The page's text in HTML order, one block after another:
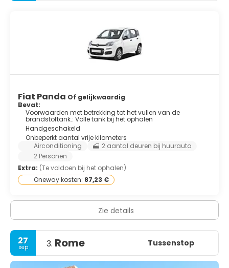
Fiat Panda Of gelijkwaardig
Bevat:
Voorwaarden met betrekking tot het vullen van de
brandstoftank.: Volle tank bij het ophalen
Handgeschakeld
Onbeperkt aantal vrije kilometers
Airconditioning
2 aantal deuren bij huurauto
2 Personen
Extra: (Te voldoen bij het ophalen)
Oneway kosten: 87,23 €
Zie details
27
sep 3. Rome Tussenstop